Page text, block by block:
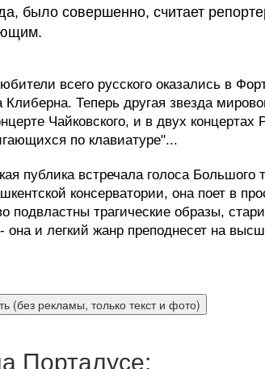
было совершенно, считает
всего русского оказались в
Клиберна. Теперь другая звезда
Чайковского, и в двух
по клавиатуре"...
публика встречала голоса
консерватории, она поет в
подвластны трагические образы,
она и легкий жанр преподнесет на
Порталусе: